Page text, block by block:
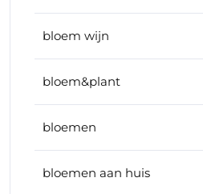
bloem wijn
bloem&plant
bloemen
bloemen aan huis